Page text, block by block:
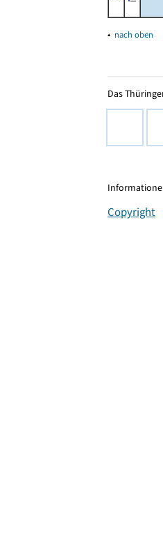
▴ nach oben
Das
Copyright